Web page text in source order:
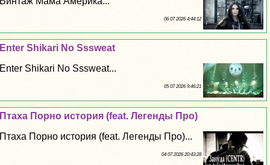
06 07 2026 4:44:12
Enter Shikari No Sssweat
Enter Shikari No Sssweat...
05 07 2026 9:46:21
Птаха Пopно история (feat. Легенды Про)
Птаха Пopно история (feat. Легенды Про)...
04 07 2026 20:43:28